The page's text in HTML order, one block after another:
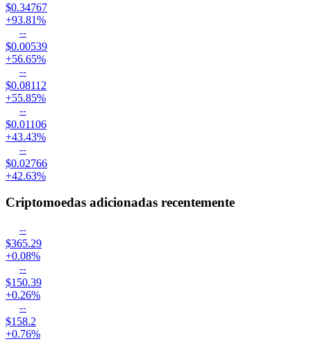
$0.34767
+93.81%
--
$0.00539
+56.65%
--
$0.08112
+55.85%
--
$0.01106
+43.43%
--
$0.02766
+42.63%
Criptomoedas adicionadas recentemente
--
$365.29
+0.08%
--
$150.39
+0.26%
--
$158.2
+0.76%